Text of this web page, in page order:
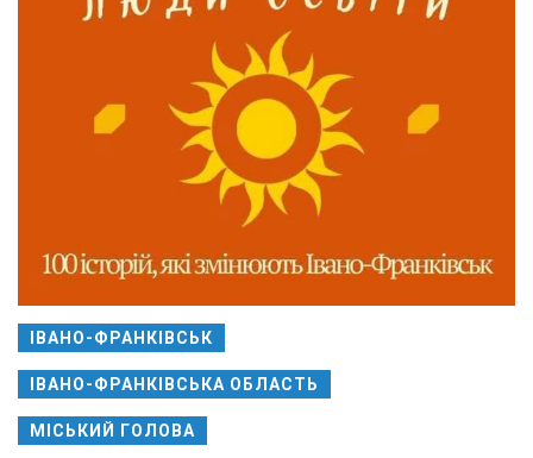
ІВАНО-ФРАНКІВСЬК
ІВАНО-ФРАНКІВСЬКА ОБЛАСТЬ
МІСЬКИЙ ГОЛОВА